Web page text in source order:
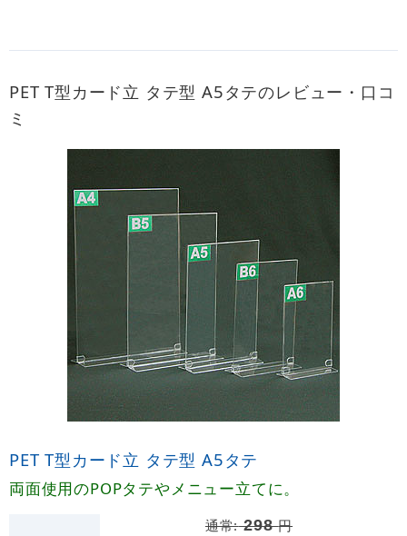
PET T型カード立 タテ型 A5タテのレビュー・口コ
ミ
PET T型カード立 タテ型 A5タテ
両面使用のPOPタテやメニュー立てに。
通常:298円